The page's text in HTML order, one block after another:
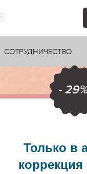
СОТРУДНИЧЕСТВО
-
Только в